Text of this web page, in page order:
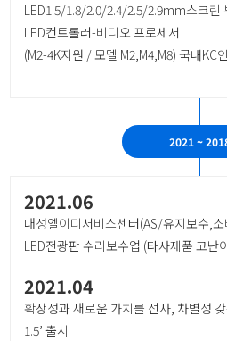
LED1.5/1.8/2.0/2.4/2.5/2.9mm스크린
LED컨트롤러-비디오 프로세서
(M2-4K지원 / 모델 M2,M4,M8) 국내KC
2021 ~
2021.06
대성엘이디서비스센터(AS/유지보수,
LED전광판 수리보수업 (타사제품 고난
2021.04
확장성과 새로운 가치를 선사, 차별성
1.5’ 출시